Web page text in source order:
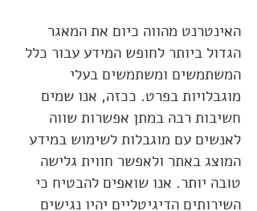
האינטרנט מהווה כיום את המאגר
הגדול ביותר לחופש המידע עבור כלל
המשתמשים ומשתמשים בעלי
מוגבלויות בפרט. ככזה, אנו שמים
חשיבות רבה במתן אפשרות שווה
לאנשים עם מוגבלות לשימוש במידע
המוצג באתר ולאפשר חווית גלישה
טובה יותר. אנו שואפים להבטיח כי
השירותים הדיגיטליים יהיו נגישים